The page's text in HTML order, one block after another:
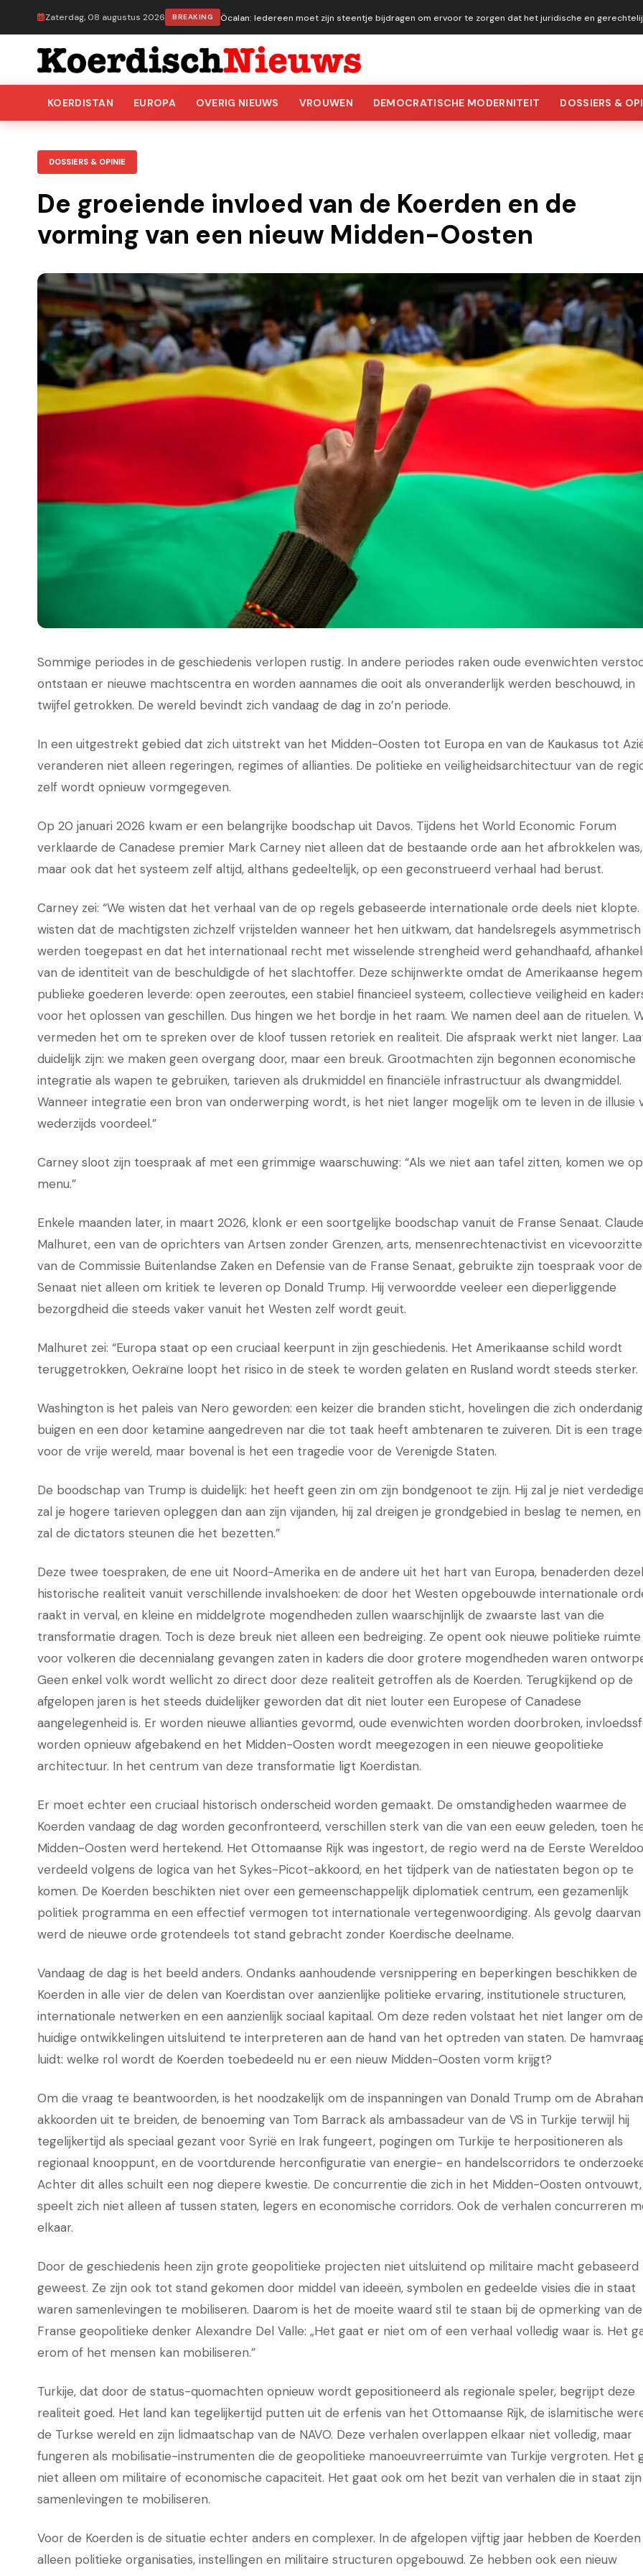
Zaterdag, 08 augustus 2026 BREAKING Öcalan: Iedereen moet zijn steentje bijdragen om ervoor te zorgen dat het juridische en
KOERDISTAN EUROPA OVERIG NIEUWS VROUWEN DEMOCRATISCHE MODERNITEIT DOSSIERS &
DOSSIERS & OPINIE
De groeiende invloed van de Koerden en de
vorming van een nieuw Midden-Oosten
Sommige periodes in de geschiedenis verlopen rustig. In andere periodes raken oude evenwichten
ontstaan er nieuwe machtscentra en worden aannames die ooit als onveranderlijk werden beschouwd, in
twijfel getrokken. De wereld bevindt zich vandaag de dag in zo’n periode.
In een uitgestrekt gebied dat zich uitstrekt van het Midden-Oosten tot Europa en van de Kaukasus tot
veranderen niet alleen regeringen, regimes of allianties. De politieke en veiligheidsarchitectuur van de
zelf wordt opnieuw vormgegeven.
Op 20 januari 2026 kwam er een belangrijke boodschap uit Davos. Tijdens het World Economic Forum
verklaarde de Canadese premier Mark Carney niet alleen dat de bestaande orde aan het afbrokkelen was,
maar ook dat het systeem zelf altijd, althans gedeeltelijk, op een geconstrueerd verhaal had berust.
Carney zei: “We wisten dat het verhaal van de op regels gebaseerde internationale orde deels niet klopte.
wisten dat de machtigsten zichzelf vrijstelden wanneer het hen uitkwam, dat handelsregels asymmetrisch
werden toegepast en dat het internationaal recht met wisselende strengheid werd gehandhaafd,
van de identiteit van de beschuldigde of het slachtoffer. Deze schijnwerkte omdat de Amerikaanse
publieke goederen leverde: open zeeroutes, een stabiel financieel systeem, collectieve veiligheid en
voor het oplossen van geschillen. Dus hingen we het bordje in het raam. We namen deel aan de rituelen.
vermeden het om te spreken over de kloof tussen retoriek en realiteit. Die afspraak werkt niet langer.
duidelijk zijn: we maken geen overgang door, maar een breuk. Grootmachten zijn begonnen economische
integratie als wapen te gebruiken, tarieven als drukmiddel en financiële infrastructuur als dwangmiddel.
Wanneer integratie een bron van onderwerping wordt, is het niet langer mogelijk om te leven in de illusie
wederzijds voordeel.”
Carney sloot zijn toespraak af met een grimmige waarschuwing: “Als we niet aan tafel zitten, komen we
menu.”
Enkele maanden later, in maart 2026, klonk er een soortgelijke boodschap vanuit de Franse Senaat. Claude
Malhuret, een van de oprichters van Artsen zonder Grenzen, arts, mensenrechtenactivist en
van de Commissie Buitenlandse Zaken en Defensie van de Franse Senaat, gebruikte zijn toespraak voor de
Senaat niet alleen om kritiek te leveren op Donald Trump. Hij verwoordde veeleer een dieperliggende
bezorgdheid die steeds vaker vanuit het Westen zelf wordt geuit.
Malhuret zei: “Europa staat op een cruciaal keerpunt in zijn geschiedenis. Het Amerikaanse schild wordt
teruggetrokken, Oekraïne loopt het risico in de steek te worden gelaten en Rusland wordt steeds sterker.
Washington is het paleis van Nero geworden: een keizer die branden sticht, hovelingen die zich onderdanig
buigen en een door ketamine aangedreven nar die tot taak heeft ambtenaren te zuiveren. Dit is een
voor de vrije wereld, maar bovenal is het een tragedie voor de Verenigde Staten.
De boodschap van Trump is duidelijk: het heeft geen zin om zijn bondgenoot te zijn. Hij zal je niet
zal je hogere tarieven opleggen dan aan zijn vijanden, hij zal dreigen je grondgebied in beslag te nemen, en
zal de dictators steunen die het bezetten.”
Deze twee toespraken, de ene uit Noord-Amerika en de andere uit het hart van Europa, benaderden
historische realiteit vanuit verschillende invalshoeken: de door het Westen opgebouwde internationale
raakt in verval, en kleine en middelgrote mogendheden zullen waarschijnlijk de zwaarste last van die
transformatie dragen. Toch is deze breuk niet alleen een bedreiging. Ze opent ook nieuwe politieke ruimte
voor volkeren die decennialang gevangen zaten in kaders die door grotere mogendheden waren
Geen enkel volk wordt wellicht zo direct door deze realiteit getroffen als de Koerden. Terugkijkend op de
afgelopen jaren is het steeds duidelijker geworden dat dit niet louter een Europese of Canadese
aangelegenheid is. Er worden nieuwe allianties gevormd, oude evenwichten worden doorbroken,
worden opnieuw afgebakend en het Midden-Oosten wordt meegezogen in een nieuwe geopolitieke
architectuur. In het centrum van deze transformatie ligt Koerdistan.
Er moet echter een cruciaal historisch onderscheid worden gemaakt. De omstandigheden waarmee de
Koerden vandaag de dag worden geconfronteerd, verschillen sterk van die van een eeuw geleden, toen
Midden-Oosten werd hertekend. Het Ottomaanse Rijk was ingestort, de regio werd na de Eerste
verdeeld volgens de logica van het Sykes-Picot-akkoord, en het tijdperk van de natiestaten begon op te
komen. De Koerden beschikten niet over een gemeenschappelijk diplomatiek centrum, een gezamenlijk
politiek programma en een effectief vermogen tot internationale vertegenwoordiging. Als gevolg daarvan
werd de nieuwe orde grotendeels tot stand gebracht zonder Koerdische deelname.
Vandaag de dag is het beeld anders. Ondanks aanhoudende versnippering en beperkingen beschikken de
Koerden in alle vier de delen van Koerdistan over aanzienlijke politieke ervaring, institutionele structuren,
internationale netwerken en een aanzienlijk sociaal kapitaal. Om deze reden volstaat het niet langer om de
huidige ontwikkelingen uitsluitend te interpreteren aan de hand van het optreden van staten. De
luidt: welke rol wordt de Koerden toebedeeld nu er een nieuw Midden-Oosten vorm krijgt?
Om die vraag te beantwoorden, is het noodzakelijk om de inspanningen van Donald Trump om de
akkoorden uit te breiden, de benoeming van Tom Barrack als ambassadeur van de VS in Turkije terwijl hij
tegelijkertijd als speciaal gezant voor Syrië en Irak fungeert, pogingen om Turkije te herpositioneren als
regionaal knooppunt, en de voortdurende herconfiguratie van energie- en handelscorridors te
Achter dit alles schuilt een nog diepere kwestie. De concurrentie die zich in het Midden-Oosten ontvouwt,
speelt zich niet alleen af tussen staten, legers en economische corridors. Ook de verhalen concurreren
elkaar.
Door de geschiedenis heen zijn grote geopolitieke projecten niet uitsluitend op militaire macht gebaseerd
geweest. Ze zijn ook tot stand gekomen door middel van ideeën, symbolen en gedeelde visies die in staat
waren samenlevingen te mobiliseren. Daarom is het de moeite waard stil te staan bij de opmerking van de
Franse geopolitieke denker Alexandre Del Valle: „Het gaat er niet om of een verhaal volledig waar is. Het
erom of het mensen kan mobiliseren.”
Turkije, dat door de status-quomachten opnieuw wordt gepositioneerd als regionale speler, begrijpt deze
realiteit goed. Het land kan tegelijkertijd putten uit de erfenis van het Ottomaanse Rijk, de islamitische
de Turkse wereld en zijn lidmaatschap van de NAVO. Deze verhalen overlappen elkaar niet volledig, maar
fungeren als mobilisatie-instrumenten die de geopolitieke manoeuvreerruimte van Turkije vergroten. Het
niet alleen om militaire of economische capaciteit. Het gaat ook om het bezit van verhalen die in staat zijn
samenlevingen te mobiliseren.
Voor de Koerden is de situatie echter anders en complexer. In de afgelopen vijftig jaar hebben de
alleen politieke organisaties, instellingen en militaire structuren opgebouwd. Ze hebben ook een nieuw